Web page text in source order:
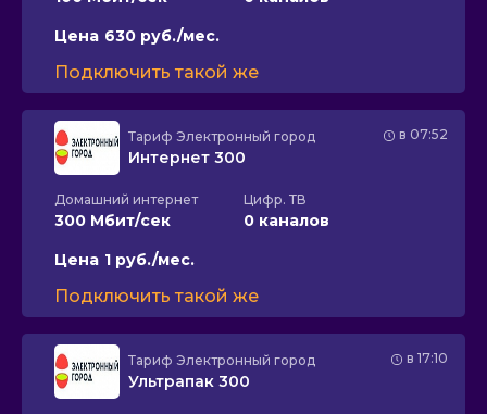
Цена 630 руб./мес.
Подключить такой же
в 07:52
Тариф Электронный город
Интернет 300
Домашний интернет
300 Мбит/сек
Цифр. ТВ
0 каналов
Цена 1 руб./мес.
Подключить такой же
в 17:10
Тариф Электронный город
Ультрапак 300